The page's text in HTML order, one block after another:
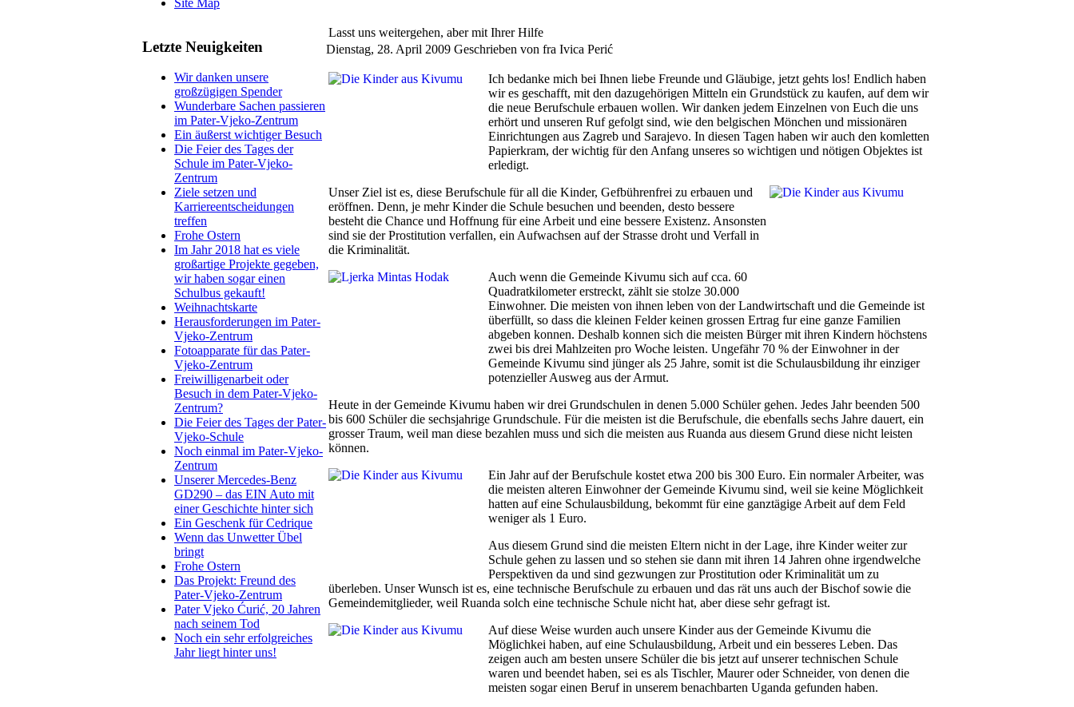
Site Map
Letzte Neuigkeiten
Wir danken unsere
großzügigen Spender
Wunderbare Sachen passieren
im Pater-Vjeko-Zentrum
Ein äußerst wichtiger Besuch
Die Feier des Tages der
Schule im Pater-Vjeko-
Zentrum
Ziele setzen und
Karriereentscheidungen
treffen
Frohe Ostern
Im Jahr 2018 hat es viele
großartige Projekte gegeben,
wir haben sogar einen
Schulbus gekauft!
Weihnachtskarte
Herausforderungen im Pater-
Vjeko-Zentrum
Fotoapparate für das Pater-
Vjeko-Zentrum
Freiwilligenarbeit oder
Besuch in dem Pater-Vjeko-
Zentrum?
Die Feier des Tages der Pater-
Vjeko-Schule
Noch einmal im Pater-Vjeko-
Zentrum
Unserer Mercedes-Benz
GD290 – das EIN Auto mit
einer Geschichte hinter sich
Ein Geschenk für Cedrique
Wenn das Unwetter Übel
bringt
Frohe Ostern
Das Projekt: Freund des
Pater-Vjeko-Zentrum
Pater Vjeko Ćurić, 20 Jahren
nach seinem Tod
Noch ein sehr erfolgreiches
Jahr liegt hinter uns!
Lasst uns weitergehen, aber mit Ihrer Hilfe
Dienstag, 28. April 2009 Geschrieben von fra Ivica Perić
Ich bedanke mich bei Ihnen liebe Freunde und Gläubige, jetzt gehts los! Endlich haben
wir es geschafft, mit den dazugehörigen Mitteln ein Grundstück zu kaufen, auf dem wir
die neue Berufschule erbauen wollen. Wir danken jedem Einzelnen von Euch die uns
erhört und unseren Ruf gefolgt sind, wie den belgischen Mönchen und missionären
Einrichtungen aus Zagreb und Sarajevo. In diesen Tagen haben wir auch den komletten
Papierkram, der wichtig für den Anfang unseres so wichtigen und nötigen Objektes ist
erledigt.
Unser Ziel ist es, diese Berufschule für all die Kinder, Gefbührenfrei zu erbauen und
eröffnen. Denn, je mehr Kinder die Schule besuchen und beenden, desto bessere
besteht die Chance und Hoffnung für eine Arbeit und eine bessere Existenz. Ansonsten
sind sie der Prostitution verfallen, ein Aufwachsen auf der Strasse droht und Verfall in
die Kriminalität.
Auch wenn die Gemeinde Kivumu sich auf cca. 60
Quadratkilometer erstreckt, zählt sie stolze 30.000
Einwohner. Die meisten von ihnen leben von der Landwirtschaft und die Gemeinde ist
überfüllt, so dass die kleinen Felder keinen grossen Ertrag fur eine ganze Familien
abgeben konnen. Deshalb konnen sich die meisten Bürger mit ihren Kindern höchstens
zwei bis drei Mahlzeiten pro Woche leisten. Ungefähr 70 % der Einwohner in der
Gemeinde Kivumu sind jünger als 25 Jahre, somit ist die Schulausbildung ihr einziger
potenzieller Ausweg aus der Armut.
Heute in der Gemeinde Kivumu haben wir drei Grundschulen in denen 5.000 Schüler gehen. Jedes Jahr beenden 500
bis 600 Schüler die sechsjahrige Grundschule. Für die meisten ist die Berufschule, die ebenfalls sechs Jahre dauert, ein
grosser Traum, weil man diese bezahlen muss und sich die meisten aus Ruanda aus diesem Grund diese nicht leisten
können.
Ein Jahr auf der Berufschule kostet etwa 200 bis 300 Euro. Ein normaler Arbeiter, was
die meisten alteren Einwohner der Gemeinde Kivumu sind, weil sie keine Möglichkeit
hatten auf eine Schulausbildung, bekommt für eine ganztägige Arbeit auf dem Feld
weniger als 1 Euro.
Aus diesem Grund sind die meisten Eltern nicht in der Lage, ihre Kinder weiter zur
Schule gehen zu lassen und so stehen sie dann mit ihren 14 Jahren ohne irgendwelche
Perspektiven da und sind gezwungen zur Prostitution oder Kriminalität um zu
überleben. Unser Wunsch ist es, eine technische Berufschule zu erbauen und das rät uns auch der Bischof sowie die
Gemeindemitglieder, weil Ruanda solch eine technische Schule nicht hat, aber diese sehr gefragt ist.
Auf diese Weise wurden auch unsere Kinder aus der Gemeinde Kivumu die
Möglichkei haben, auf eine Schulausbildung, Arbeit und ein besseres Leben. Das
zeigen auch am besten unsere Schüler die bis jetzt auf unserer technischen Schule
waren und beendet haben, sei es als Tischler, Maurer oder Schneider, von denen die
meisten sogar einen Beruf in unserem benachbarten Uganda gefunden haben.